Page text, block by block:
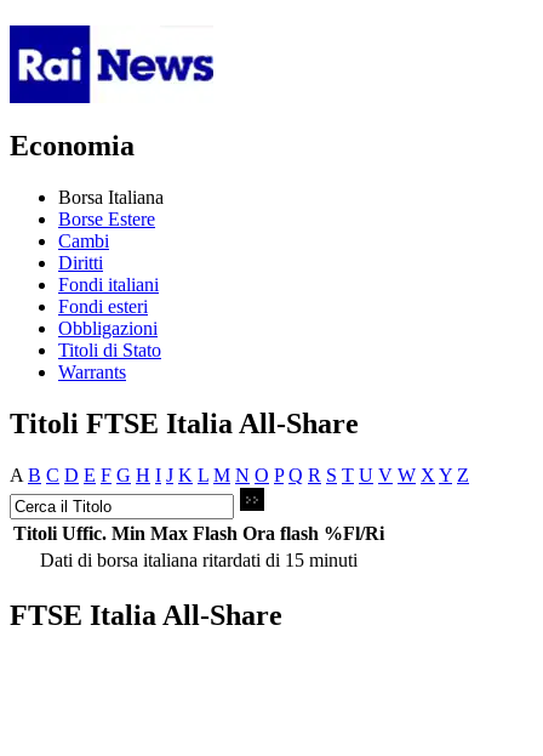
Economia
Borsa Italiana
Borse Estere
Cambi
Diritti
Fondi italiani
Fondi esteri
Obbligazioni
Titoli di Stato
Warrants
Titoli FTSE Italia All-Share
A B C D E F G H I J K L M N O P Q R S T U V W X Y Z
Titoli Uffic. Min Max Flash Ora flash %Fl/Ri
Dati di borsa italiana ritardati di 15 minuti
FTSE Italia All-Share